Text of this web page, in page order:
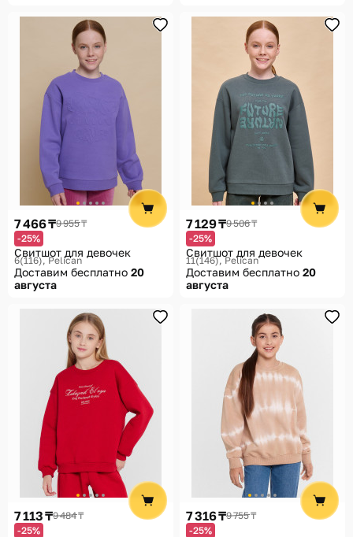
7 466 ₸9 955 ₸
-25%
Свитшот для девочек
6(116) Pelican
Доставим бесплатно 20
августа
7 129 ₸9 506 ₸
-25%
Свитшот для девочек
11(146) Pelican
Доставим бесплатно 20
августа
7 113 ₸9 484 ₸
-25%
7 316 ₸9 755 ₸
-25%